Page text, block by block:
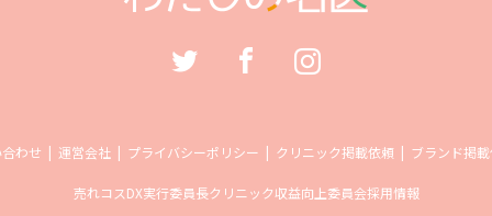
わせ 運営会社 プライバシーポリシー クリニック掲載依頼 ブランド掲
売れコスDX実行委員長クリニック収益向上委員会採用情報